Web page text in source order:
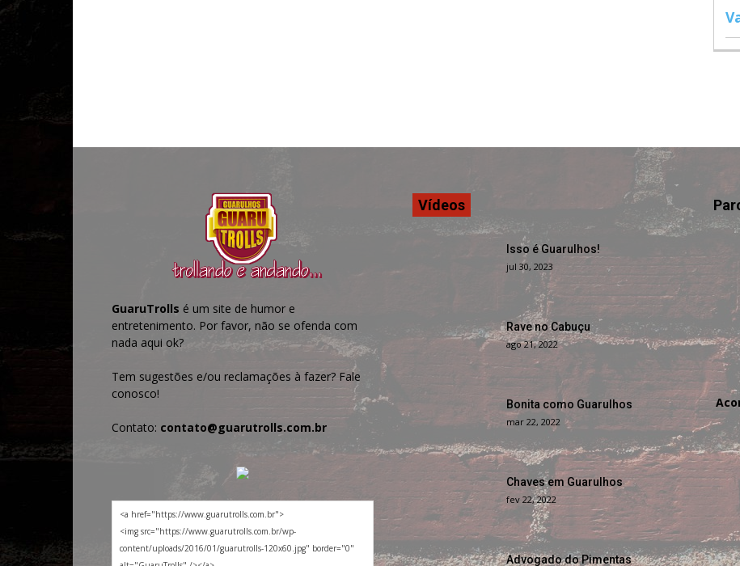
GuaruTrolls é um site de humor e
entretenimento. Por favor, não se ofenda com
nada aqui ok?
Tem sugestões e/ou reclamações à fazer? Fale
conosco!
Contato: contato@guarutrolls.com.br
Vídeos
Isso é Guarulhos!
jul 30, 2023
Rave no Cabuçu
ago 21, 2022
Bonita como Guarulhos
mar 22, 2022
Chaves em Guarulhos
fev 22, 2022
Advogado do Pimentas